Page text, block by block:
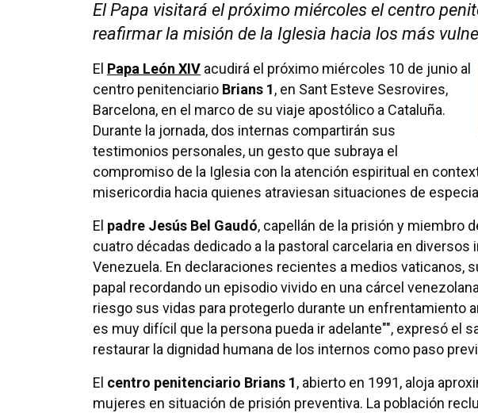
El Papa visitará el próximo miércoles el centro
reafirmar la misión de la Iglesia hacia los más
El Papa León XIV acudirá el próximo miércoles 10 de junio al
centro penitenciario Brians 1, en Sant Esteve Sesrovires,
Barcelona, en el marco de su viaje apostólico a Cataluña.
Durante la jornada, dos internas compartirán sus
testimonios personales, un gesto que subraya el
compromiso de la Iglesia con la atención espiritual en
misericordia hacia quienes atraviesan situaciones de
El padre Jesús Bel Gaudó, capellán de la prisión y miembro
cuatro décadas dedicado a la pastoral carcelaria en
Venezuela. En declaraciones recientes a medios vaticanos,
papal recordando un episodio vivido en una cárcel
riesgo sus vidas para protegerlo durante un enfrentamiento
es muy difícil que la persona pueda ir adelante"", expresó el
restaurar la dignidad humana de los internos como paso
El centro penitenciario Brians 1, abierto en 1991, aloja
mujeres en situación de prisión preventiva. La población